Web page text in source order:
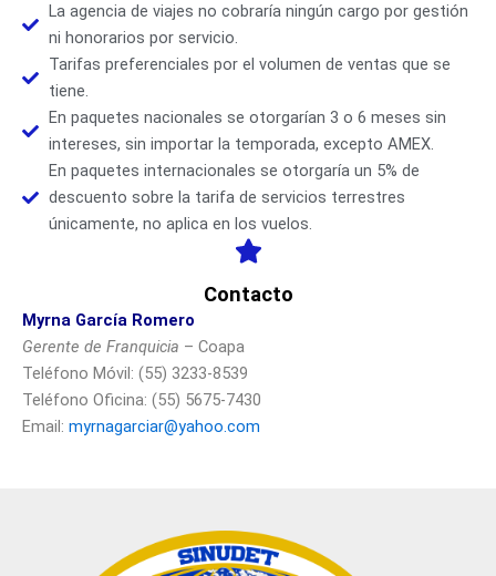
La agencia de viajes no cobraría ningún cargo por gestión
ni honorarios por servicio.
Tarifas preferenciales por el volumen de ventas que se
tiene.
En paquetes nacionales se otorgarían 3 o 6 meses sin
intereses, sin importar la temporada, excepto AMEX.
En paquetes internacionales se otorgaría un 5% de
descuento sobre la tarifa de servicios terrestres
únicamente, no aplica en los vuelos.
Contacto
Myrna García Romero
Gerente de Franquicia – Coapa
Teléfono Móvil: (55) 3233-8539
Teléfono Oficina: (55) 5675-7430
Email: myrnagarciar@yahoo.com